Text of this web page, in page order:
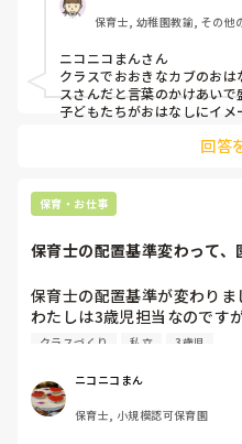
保育士, 幼稚園教諭, その他
ニコニコまんさん
クラスでおおきなカブのお
スさんだと言葉のかけあい
子どもたちがおはなしにイ
おはなしにイメージを広げ
びに繋げていけるよう仕掛け
るのではなくおはなしの世界
回答
保育・お仕事
保育士の配置基準変わって、
保育士の配置基準が変わりま
わたしは3歳児担当なのです
市から何も指摘されないか
部分もあるかもしれません
いてあげてくださいと言われ
えたら常に3人はいないと
クラスづくり 私立 3歳児
ニコニコまん
保育士, 小規模認可保育園